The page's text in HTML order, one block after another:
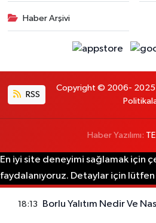
Haber Arşivi
RSS
Copyright © 2006- 2025 .
Haber Yazılımı:
En iyi site deneyimi sağlamak için
faydalanıyoruz. Detaylar için lütfen
18:13 Borlu Yalıtım Nedir Ve